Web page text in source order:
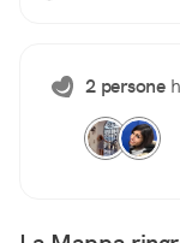
2 persone